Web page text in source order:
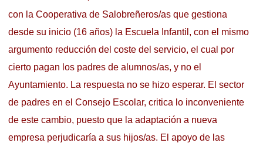
con la Cooperativa de Salobreñeros/as que gestiona
desde su inicio (16 años) la Escuela Infantil, con el mismo
argumento reducción del coste del servicio, el cual por
cierto pagan los padres de alumnos/as, y no el
Ayuntamiento. La respuesta no se hizo esperar. El sector
de padres en el Consejo Escolar, critica lo inconveniente
de este cambio, puesto que la adaptación a nueva
empresa perjudicaría a sus hijos/as. El apoyo de las